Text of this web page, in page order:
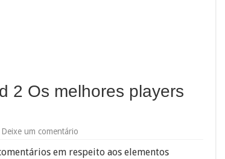
2 Os melhores players
Deixe um comentário
em respeito aos elementos